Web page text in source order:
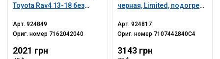
Toyota Rav4 13-18 без
кронштейн
Арт.924849
Ориг. номер 7162042040
2021 грн
черная, Limited, подогрев,
Арт.924817
Ориг. номер 7107442840C4
3143 грн